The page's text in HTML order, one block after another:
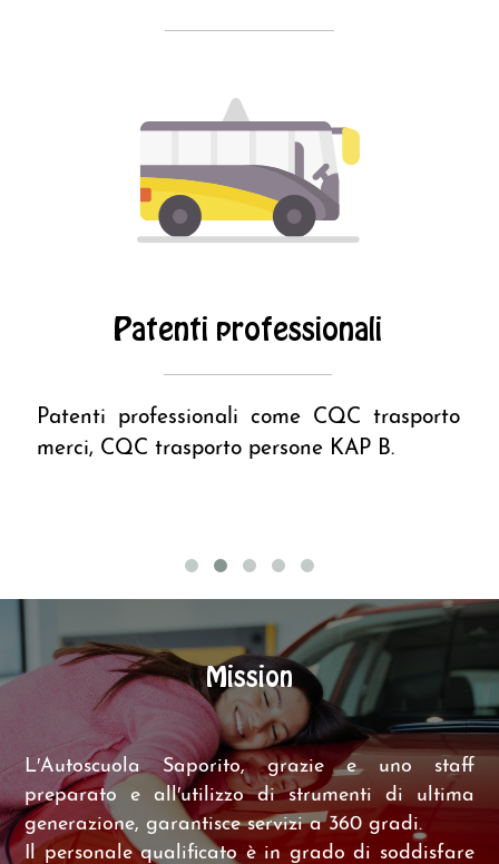
Patenti professionali
Patenti professionali come CQC trasporto
merci, CQC trasporto persone KAP B.
Mission
L′Autoscuola Saporito, grazie e uno staff
preparato e all′utilizzo di strumenti di ultima
generazione, garantisce servizi a 360 gradi.
Il personale qualificato è in grado di soddisfare